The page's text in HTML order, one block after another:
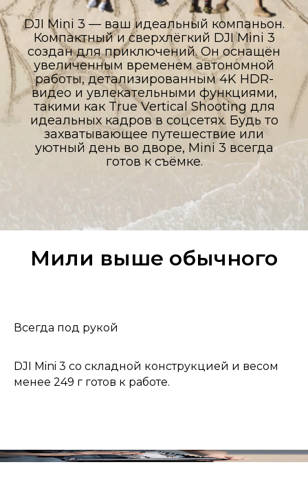
DJI Mini 3 — ваш идеальный компаньон.
Компактный и сверхлёгкий DJI Mini 3
создан для приключений. Он оснащён
увеличенным временем автономной
работы, детализированным 4K HDR-
видео и увлекательными функциями,
такими как True Vertical Shooting для
идеальных кадров в соцсетях. Будь то
захватывающее путешествие или
уютный день во дворе, Mini 3 всегда
готов к съёмке.
Мили выше обычного
Всегда под рукой
DJI Mini 3 со складной конструкцией и весом
менее 249 г готов к работе.